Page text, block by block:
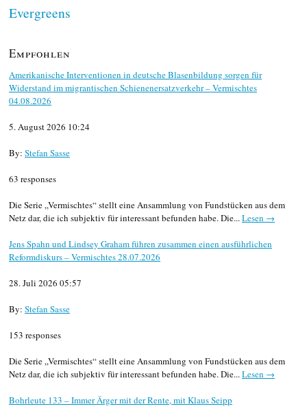
Evergreens
Empfohlen
Amerikanische Interventionen in deutsche Blasenbildung sorgen für
Widerstand im migrantischen Schienenersatzverkehr – Vermischtes
04.08.2026
5. August 2026 10:24
By: Stefan Sasse
63 responses
Die Serie „Vermischtes“ stellt eine Ansammlung von Fundstücken aus dem
Netz dar, die ich subjektiv für interessant befunden habe. Die...Lesen →
Jens Spahn und Lindsey Graham führen zusammen einen ausführlichen
Reformdiskurs – Vermischtes 28.07.2026
28. Juli 2026 05:57
By: Stefan Sasse
153 responses
Die Serie „Vermischtes“ stellt eine Ansammlung von Fundstücken aus dem
Netz dar, die ich subjektiv für interessant befunden habe. Die...Lesen →
Bohrleute 133 – Immer Ärger mit der Rente, mit Klaus Seipp